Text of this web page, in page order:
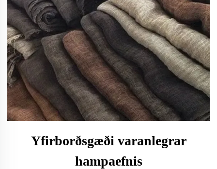
Yfirborðsgæði varanlegrar
hampaefnis